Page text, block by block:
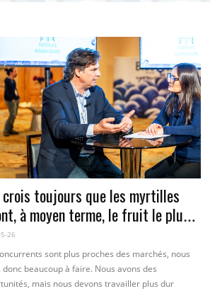
crois toujours que les myrtilles
à moyen terme, le fruit le plus
au monde. »
26
sont plus proches des marchés, nous
donc beaucoup à faire. Nous avons des
mais nous devons travailler plus dur